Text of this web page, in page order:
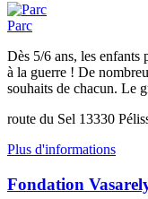
Parc
Dès 5/6 ans, les enfants
à la guerre ! De
souhaits de chacun. Le
route du Sel 13330
Plus d'informations
Fondation